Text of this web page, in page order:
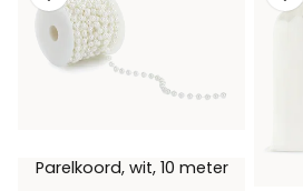
Parelkoord, wit, 10 meter